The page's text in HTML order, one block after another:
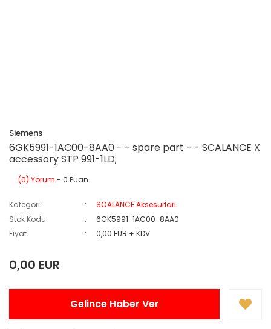
Siemens
6GK5991-1AC00-8AA0 - - spare part - - SCALANCE X
accessory STP 991-1LD;
(0) Yorum - 0 Puan
Kategori
SCALANCE Aksesurları
Stok Kodu
6GK5991-1AC00-8AA0
Fiyat
0,00 EUR + KDV
0,00 EUR
Gelince Haber Ver